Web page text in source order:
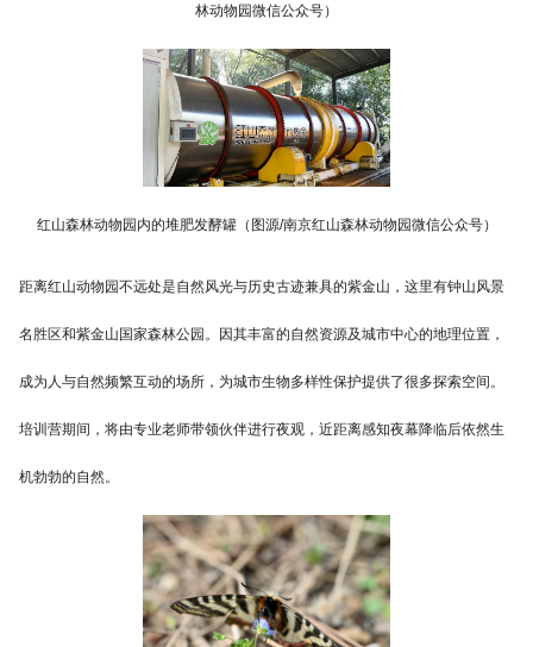
林动物园微信公众号）
红山森林动物园内的堆肥发酵罐（图源/南京红山森林动物园微信公众号）
距离红山动物园不远处是自然风光与历史古迹兼具的紫金山，这里有钟山风景
名胜区和紫金山国家森林公园。因其丰富的自然资源及城市中心的地理位置，
成为人与自然频繁互动的场所，为城市生物多样性保护提供了很多探索空间。
培训营期间，将由专业老师带领伙伴进行夜观，近距离感知夜幕降临后依然生
机勃勃的自然。